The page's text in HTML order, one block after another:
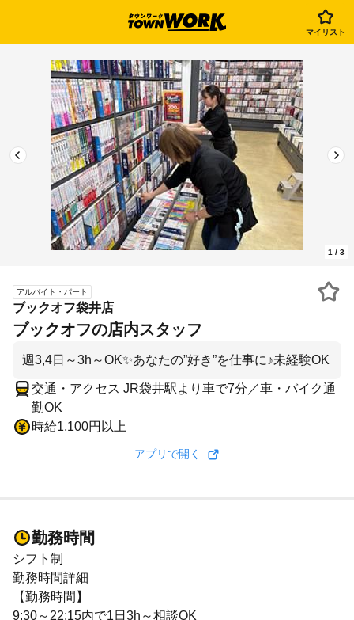
マイリスト
1 / 3
アルバイト・パート
ブックオフ袋井店
ブックオフの店内スタッフ
週3,4日～3h～OK✨あなたの”好き”を仕事に♪未経験OK
交通・アクセス JR袋井駅より車で7分／車・バイク通
勤OK
時給1,100円以上
アプリで開く
勤務時間
シフト制
勤務時間詳細
【勤務時間】
9:30～22:15内で1日3h～相談OK